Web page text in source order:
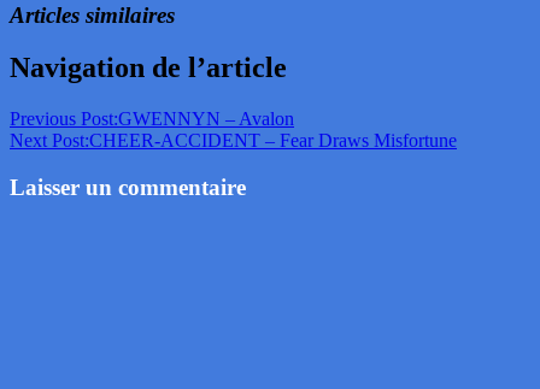
Articles similaires
Navigation de l’article
Previous Post:GWENNYN – Avalon
Next Post:CHEER-ACCIDENT – Fear Draws Misfortune
Laisser un commentaire